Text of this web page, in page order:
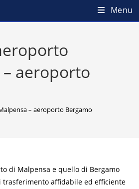
Menu
aeroporto
– aeroporto Bergamo
di Malpensa e quello di Bergamo
trasferimento affidabile ed efficiente